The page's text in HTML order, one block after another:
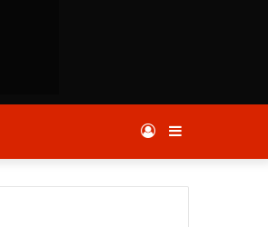
Kenar
Bölmesi
Kayıt
Ol